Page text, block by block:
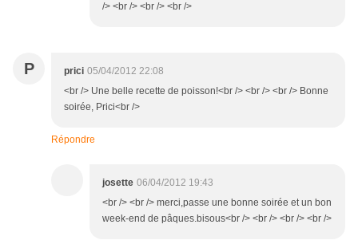
/> <br /> <br /> <br />
P prici 05/04/2012 22:08
<br /> Une belle recette de poisson!<br /> <br /> <br /> Bonne
soirée, Prici<br />
Répondre
josette 06/04/2012 19:43
<br /> <br /> merci,passe une bonne soirée et un bon
week-end de pâques.bisous<br /> <br /> <br /> <br />